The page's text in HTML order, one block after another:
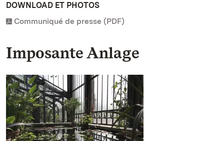
DOWNLOAD ET PHOTOS
Communiqué de presse (PDF)
Imposante Anlage